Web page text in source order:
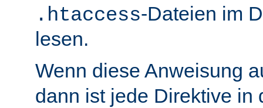
.htaccess-Dateien im
lesen.
Wenn diese Anweisung
dann ist jede Direktive in